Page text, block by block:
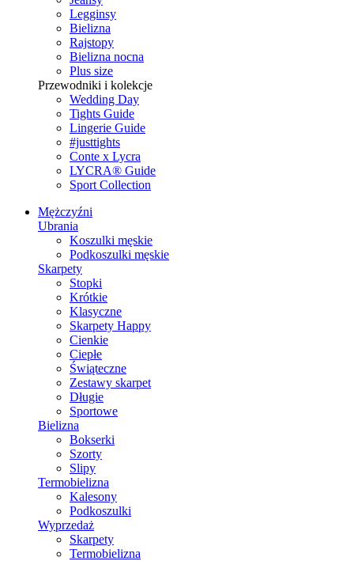
Legginsy
Bielizna
Rajstopy
Bielizna nocna
Plus size
Przewodniki i kolekcje
Wedding Day
Tights Guide
Lingerie Guide
#justtights
Conte x Lycra
LYCRA® Guide
Sport Сollection
Mężczyźni
Ubrania
Koszulki męskie
Podkoszulki męskie
Skarpety
Stopki
Krótkie
Klasyczne
Skarpety Happy
Cienkie
Ciepłe
Świąteczne
Zestawy skarpet
Długie
Sportowe
Bielizna
Bokserki
Szorty
Slipy
Termobielizna
Kalesony
Podkoszulki
Wyprzedaż
Skarpety
Termobielizna